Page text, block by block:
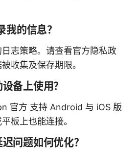
的信息？
志策略。请查看官方隐私政
收集及保存期限。
备上使用？
官方 支持 Android 与 iOS 版
板上也能连接。
问题如何优化？